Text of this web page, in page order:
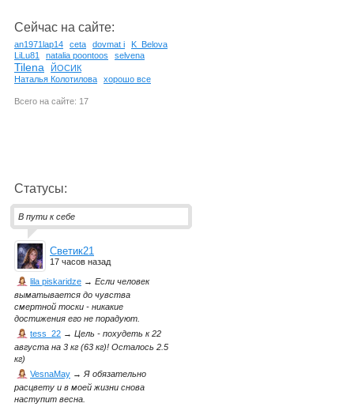
Сейчас на сайте:
an1971lap14 ceta dovmat i
K_Belova
LiLu81
natalia poontoos selvena
Tilena
ЙОСИК
Наталья Колотилова
хорошо все
Всего на сайте: 17
Статусы:
В пути к себе
Светик21
17 часов назад
lila piskaridze → Если человек
выматывается до чувства
смертной тоски - никакие
достижения его не порадуют.
tess_22 → Цель - похудеть к 22
августа на 3 кг (63 кг)! Осталось 2.5
кг)
VesnaMay →Я обязательно
расцвету и в моей жизни снова
наступит весна.